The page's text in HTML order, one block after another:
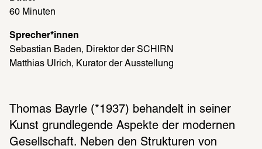
60 Minuten
Sprecher*innen
Sebastian Baden, Direktor der SCHIRN
Matthias Ulrich, Kurator der Ausstellung
Thomas Bayrle (*1937) behandelt in seiner
Kunst grundlegende Aspekte der modernen
Gesellschaft. Neben den Strukturen von